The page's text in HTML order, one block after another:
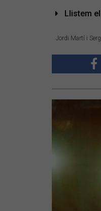
Llistem
Jordi Martí i